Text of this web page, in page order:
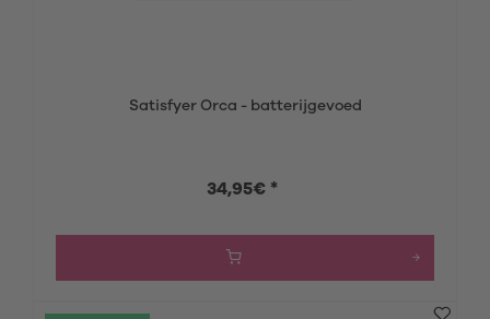
Satisfyer Orca - batterijgevoed
34,95€ *